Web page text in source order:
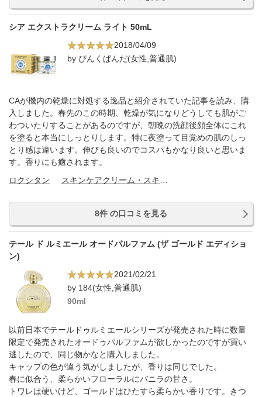
シア エクストラクリーム ライト 50mL
2018/04/09
by ぴんくぱんだ(女性,普通肌)
CAが機内の乾燥に対処する逸品と紹介されていた記事を読み、購
入しました。春先のこの時期、乾燥が気になりどうしても肌がご
わついたりすることがあるのですが、朝晩の洗顔後顔全体にこれ
を塗ると本当にしっとりします。特に夜塗って目覚めの肌のしっ
とり感は違います。伸びも良いのでコスパもかなり良いと思いま
す。香りにも癒されます。
ロクシタン
8件 の口コミを見る
テール ド ルミエール オードパルファム (ザ ゴールド エディショ
ン)
2021/02/21
by 184(女性,普通肌)
90ml
以前日本でテールドゥルミエールシリーズが発売された時に数量
限定で発売されたオードゥパルファムが欲しかったのですが買い
逃したので、同じ物かなと購入しました。
キャップの色が違う気がしましたが、香りは同じでした。
春に似合う、柔らかいフローラルにバニラの甘さ。
トワレは硬いけど、ゴールドはひたすら柔らかい香りです。きつ